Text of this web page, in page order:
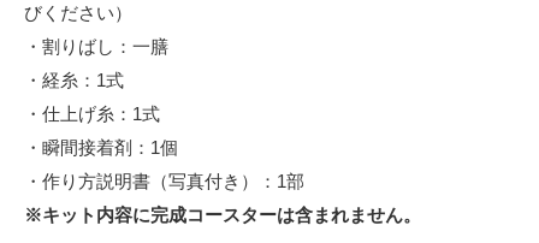
びください）
・割りばし：一膳
・経糸：1式
・仕上げ糸：1式
・瞬間接着剤：1個
・作り方説明書（写真付き）：1部
※キット内容に完成コースターは含まれません。